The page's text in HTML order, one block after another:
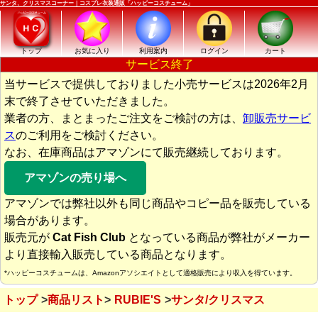
サンタ、クリスマスコーナー｜コスプレ衣装通販「ハッピーコスチューム」
トップ お気に入り 利用案内 ログイン カート
サービス終了
当サービスで提供しておりました小売サービスは2026年2月
末で終了させていただきました。
業者の方、まとまったご注文をご検討の方は、 卸販売サービ
スのご利用をご検討ください。
なお、在庫商品はアマゾンにて販売継続しております。
アマゾンの売り場へ
アマゾンでは弊社以外も同じ商品やコピー品を販売している
場合があります。
販売元が Cat Fish Club となっている商品が弊社がメーカー
より直接輸入販売している商品となります。
*ハッピーコスチュームは、Amazonアソシエイトとして適格販売により収入を得ています。
トップ 商品リスト RUBIE'S サンタ/クリスマス